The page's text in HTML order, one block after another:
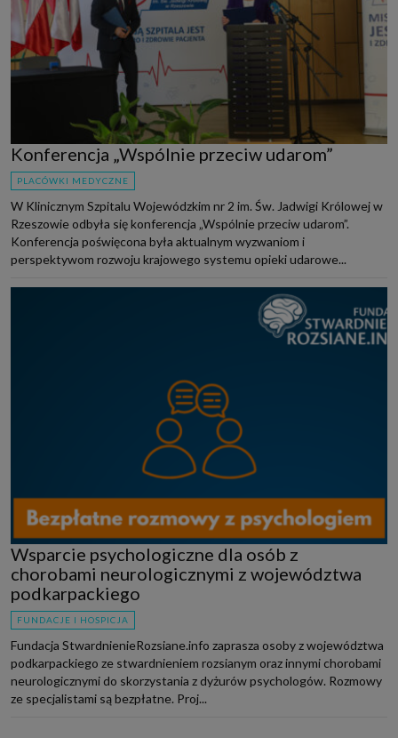
Konferencja „Wspólnie przeciw udarom”
PLACÓWKI MEDYCZNE
W Klinicznym Szpitalu Wojewódzkim nr 2 im. Św. Jadwigi Królowej w
Rzeszowie odbyła się konferencja „Wspólnie przeciw udarom”.
Konferencja poświęcona była aktualnym wyzwaniom i
perspektywom rozwoju krajowego systemu opieki udarowe...
Wsparcie psychologiczne dla osób z
chorobami neurologicznymi z województwa
podkarpackiego
FUNDACJE I HOSPICJA
Fundacja StwardnienieRozsiane.info zaprasza osoby z województwa
podkarpackiego ze stwardnieniem rozsianym oraz innymi chorobami
neurologicznymi do skorzystania z dyżurów psychologów. Rozmowy
ze specjalistami są bezpłatne. Proj...